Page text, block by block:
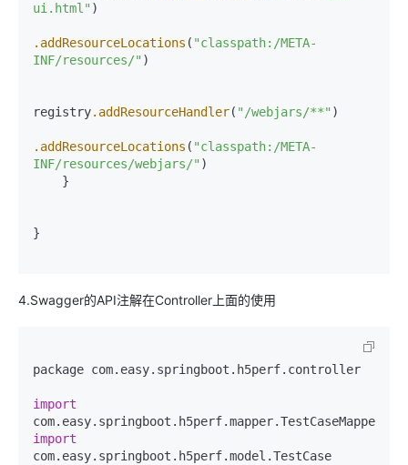
ui.html" )
.addResourceLocations ( "classpath:/META-
INF/resources/" )
registry.addResourceHandler( "/webjars/**" )
.addResourceLocations ( "classpath:/META-
INF/resources/webjars/" )
}
4.Swagger的API注解在Controller上面的使用
package com.easy.springboot.h5perf.controller
import
import